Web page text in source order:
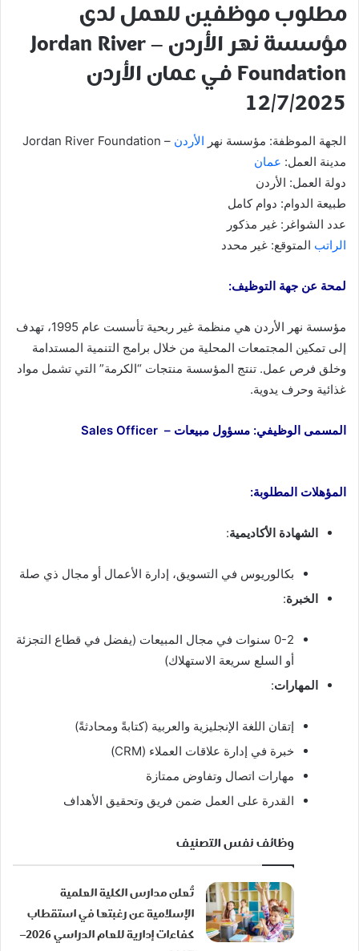
مطلوب موظفين للعمل لدى
مؤسسة نهر الأردن – Jordan River
Foundation في عمان الأردن
12/7/2025
الجهة الموظفة: مؤسسة نهر الأردن – Jordan River Foundation
مدينة العمل: عمان
دولة العمل: الأردن
طبيعة الدوام: دوام كامل
عدد الشواغر: غير مذكور
الراتب المتوقع: غير محدد
لمحة عن جهة التوظيف:
مؤسسة نهر الأردن هي منظمة غير ربحية تأسست عام 1995، تهدف
إلى تمكين المجتمعات المحلية من خلال برامج التنمية المستدامة
وخلق فرص عمل. تنتج المؤسسة منتجات “الكرمة” التي تشمل مواد
غذائية وحرف يدوية.
المسمى الوظيفي: مسؤول مبيعات – Sales Officer
المؤهلات المطلوبة:
الشهادة الأكاديمية:
بكالوريوس في التسويق، إدارة الأعمال أو مجال ذي صلة
الخبرة:
0-2 سنوات في مجال المبيعات (يفضل في قطاع التجزئة
أو السلع سريعة الاستهلاك)
المهارات:
إتقان اللغة الإنجليزية والعربية (كتابةً ومحادثةً)
خبرة في إدارة علاقات العملاء (CRM)
مهارات اتصال وتفاوض ممتازة
القدرة على العمل ضمن فريق وتحقيق الأهداف
وظائف نفس التصنيف
تُعلن مدارس الكلية العلمية
الإسلامية عن رغبتها في استقطاب
كفاءات إدارية للعام الدراسي 2026–